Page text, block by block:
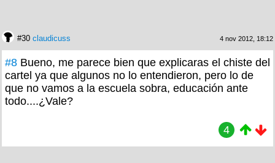
#30 claudicuss 4 nov 2012, 18:12
#8 Bueno, me parece bien que explicaras el chiste del
cartel ya que algunos no lo entendieron, pero lo de
que no vamos a la escuela sobra, educación ante
todo....¿Vale?
4